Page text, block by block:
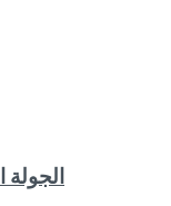
الجولة